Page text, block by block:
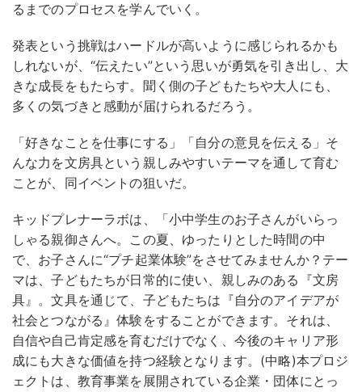
るまでのプロセスを学んでいく。
発表という挑戦はハードルが高いように感じられるかも
しれないが、“伝えたい”という思いが勇気を引き出し、大
きな成長をもたらす。聞く側の子どもたちや大人にも、
多くの気づきと感動が届けられるだろう。
「好きなことを仕事にする」「自分の意見を伝える」そ
んな力を文房具という親しみやすいテーマを通して育む
ことが、同イベントの狙いだ。
キッドプレナーラボは、「小中学生のお子さんがいらっ
しゃる親御さんへ。この夏、ゆったりとした時間の中
で、お子さんに“プチ起業体験”をさせてみませんか？テー
マは、子どもたちが日常的に使い、親しみのある『文房
具』。文具を通じて、子どもたちは『自分のアイデアが
社会とつながる』体験をすることができます。それは、
自信や自己肯定感を育むだけでなく、今後のキャリア形
成にも大きな価値を持つ経験となります。(中略)本プロジ
ェクトは、教育事業を展開されている企業・団体にとっ